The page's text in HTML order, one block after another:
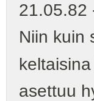
21.05.82
Niin kuin
asettuu